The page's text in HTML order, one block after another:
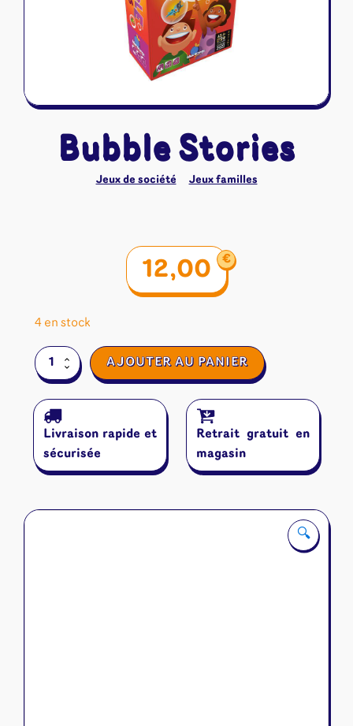
Naruto Mythos
Autres
Tapis de jeu
🔍
Bubble Stories
Jeux de société Jeux familles
12,00 €
4 en stock
quantité
de
Stories
AJOUTER AU PANIER
Livraison rapide et
sécurisée
Retrait gratuit en
magasin